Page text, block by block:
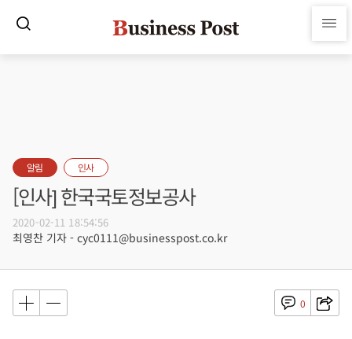
알림 인사
[인사] 한국국토정보공사
2020-02-11 18:54:56
최영찬 기자 - cyc0111@businesspost.co.kr
0